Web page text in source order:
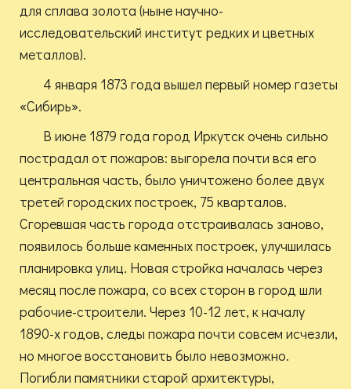
для сплава золота (ныне научно-
исследовательский институт редких и цветных
металлов).
4 января 1873 года вышел первый номер газеты
«Сибирь».
В июне 1879 года город Иркутск очень сильно
пострадал от пожаров: выгорела почти вся его
центральная часть, было уничтожено более двух
третей городских построек, 75 кварталов.
Сгоревшая часть города отстраивалась заново,
появилось больше каменных построек, улучшилась
планировка улиц. Новая стройка началась через
месяц после пожара, со всех сторон в город шли
рабочие-строители. Через 10-12 лет, к началу
1890-х годов, следы пожара почти совсем исчезли,
но многое восстановить было невозможно.
Погибли памятники старой архитектуры,